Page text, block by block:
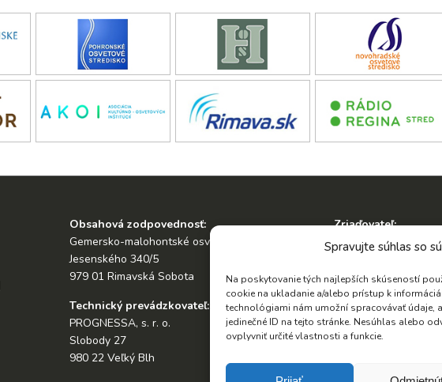
Spravujte súhlas so
Na poskytovanie tých najlepších skúseností
cookie na ukladanie a/alebo prístup k
technológiami nám umožní spracovávať údaje,
jedinečné ID na tejto stránke. Nesúhlas alebo
ovplyvniť určité vlastnosti a funkcie.
Obsahová zodpovednosť:
Gemersko-malohontské osvetové stredisko
Jesenského 340/5
979 01 Rimavská Sobota
Technický prevádzkovateľ:
PROGNESSA, s. r. o.
Slobody 27
980 22 Veľký Blh
Zriaďovateľ:
Hľadať: